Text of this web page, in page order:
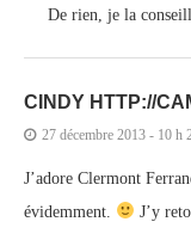
De rien, je la
CINDY HTTP://
27 décembre 2013 - 10 h
J’adore Clermont
évidemment.
J’y